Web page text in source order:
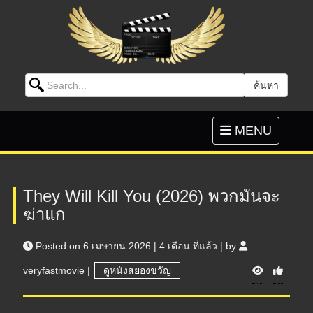
Search for: ค้นหา
Toggle
navigation
MENU
They Will Kill You (2026) พวกมันจะ
ฆ่าแก
Posted on 6 เมษายน 2026 | 4 เดือน ที่แล้ว | by
veryfastmovie | ดูหนังสยองขวัญ V
i